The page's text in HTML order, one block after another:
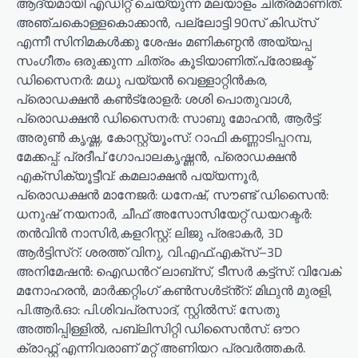
അഞ്ചകൊള്ളകൊക്കാൻ, പല്ലോട്ടി 90സ് കിഡ്സ്
എന്നീ സിനിമകൾക്കു ശേഷം മണികണ്ഠൻ അയ്യപ്പ
സംഗീതം ഒരുക്കുന്ന ചിത്രം കൂടിയാണിത്.പ്രോജക്ട്
ഡിസൈനർ: മധു പയ്യൻ വെള്ളാറ്റിൻകര,
പ്രൊഡക്ഷൻ കൺട്രോളർ: ശശി പൊതുവാൾ,
പ്രൊഡക്ഷൻ ഡിസൈനർ: സാബു മോഹൻ, ആർട്ട്:
അരുൺ കൃഷ്ണ, കോസ്റ്റ്യൂംസ്: റാഫി കണ്ണാടിപ്പറമ്പ,
മേക്കപ്പ്: പ്രദീപ് ഗോപാലകൃഷ്ണൻ, പ്രൊഡക്ഷൻ
എക്സിക്യൂട്ടീവ്: കമലാക്ഷൻ പയ്യന്നൂർ,
പ്രൊഡക്ഷൻ മാനേജർ: ധനേഷ്, സൗണ്ട് ഡിസൈൻ:
ധനുഷ് നയനാർ, ചീഫ് അസോസിയേറ്റ് ഡയറക്ടർ:
തൻവിൻ നാസിർ,കളറിസ്റ്റ്: ലിജു പ്രഭാകർ, 3D
ആർട്ടിസ്റ്: ശരത്ത് വിനു, വി.എഫ്.എക്സ്–3D
അനിമേഷൻ: ഐഡൻറ് ലാബ്സ്, ടീസർ കട്ട്സ്: വിവേക്
മനോഹരൻ, മാർക്കറ്റിംഗ് കൺസൾട്ൻ്റ്: മിഥുൻ മുരളി,
പി.ആർ.ഓ: പി.ശിവപ്രസാദ്, സ്റ്റിൽസ്: സേതു
അത്തിപ്പിള്ളിൽ, പബ്ലിസിറ്റി ഡിസൈൻസ്: ഔറ
ക്രാഫ്റ്റ് എന്നിവരാണ് മറ്റ് അണിയറ പ്രവർത്തകർ.